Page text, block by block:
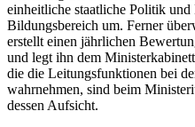
einheitliche staatliche Politik
Bildungsbereich um. Ferner
erstellt einen jährlichen
und legt ihn dem
die die Leitungsfunktionen bei
wahrnehmen, sind beim
dessen Aufsicht.